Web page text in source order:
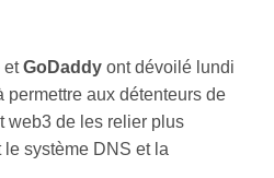
etGoDaddy ont dévoilé lundi
aux détenteurs de
web3 de les relier plus
système DNS et la